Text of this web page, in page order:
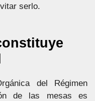
serlo.
del Régimen
de las mesas es